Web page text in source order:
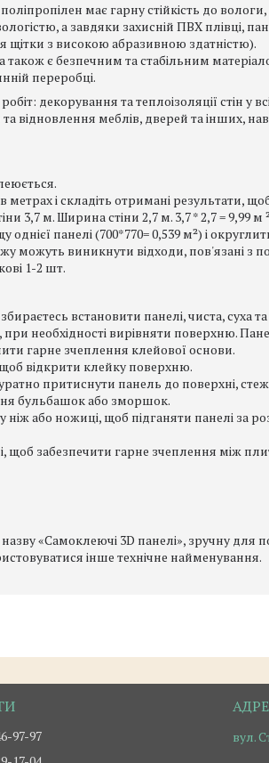
має гарну стійкість до
а завдяки захисній ПВХ плівці,
з високою абразивною здатністю).
також є безпечним та стабільним
переробці.
декорування та теплоізоляції стін у
меблів, дверей та інших,
і складіть отримані результати,
3,7 м. Ширина стіни 2,7 м. 3,7 * 2,7 = 9,99 м
панелі (700*770= 0,539 м²) і
можуть виникнути відходи, пов'язані з
1-2 шт.
встановити панелі, чиста, суха та
необхідності вирівняти поверхню.
гарне зчеплення клейової основи.
відкрити клейку поверхню.
притиснути панель до поверхні,
бульбашок або зморшок.
або ножиці, щоб підганяти панелі за
щоб забезпечити гарне зчеплення між
«Самоклеючі 3D панелі», зручну для
інше технічне найменування.
97-97
вул.